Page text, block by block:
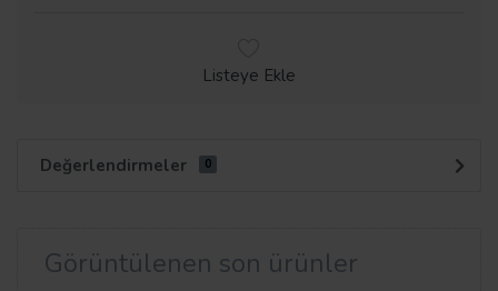
Listeye Ekle
Değerlendirmeler 0
Görüntülenen son ürünler